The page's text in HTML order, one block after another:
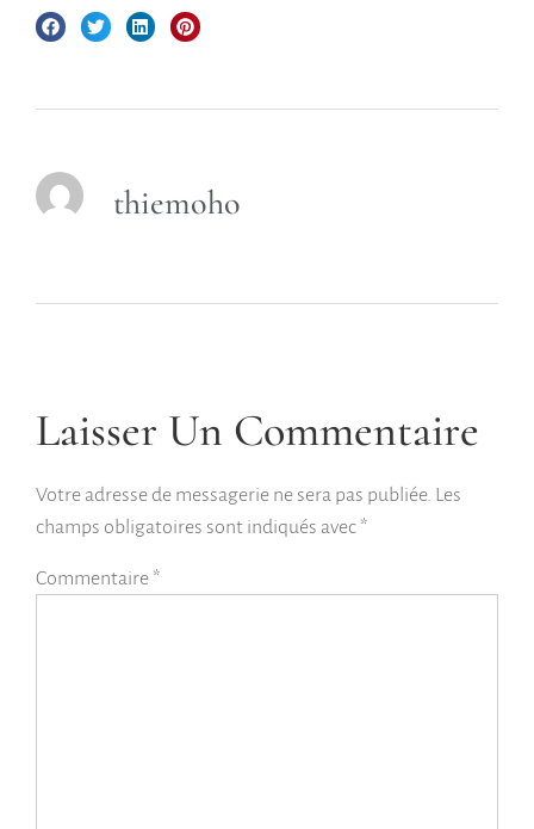
thiemoho
Laisser Un Commentaire
Votre adresse de messagerie ne sera pas publiée. Les
champs obligatoires sont indiqués avec *
Commentaire *